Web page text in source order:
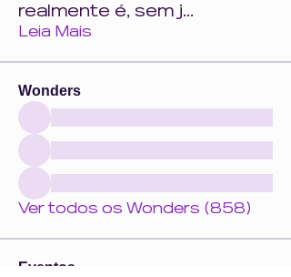
realmente é, sem j...
Leia Mais
Wonders
Ver todos os Wonders (858)
Eventos